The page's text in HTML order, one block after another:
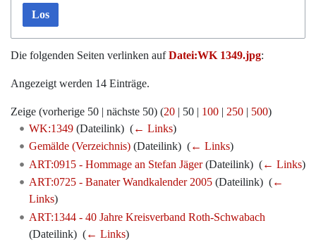
Los
Die folgenden Seiten verlinken aufDatei:WK 1349.jpg:
Angezeigt werden 14 Einträge.
Zeige (vorherige 50 | nächste 50) (20 | 50 | 100 | 250 | 500)
WK:1349(Dateilink) ‎ (← Links)
Gemälde (Verzeichnis)(Dateilink) ‎ (← Links)
ART:0915 - Hommage an Stefan Jäger(Dateilink) ‎ (← Links)
ART:0725 - Banater Wandkalender 2005(Dateilink) ‎ (←
Links)
ART:1344 - 40 Jahre Kreisverband Roth-Schwabach
(Dateilink) ‎ (← Links)